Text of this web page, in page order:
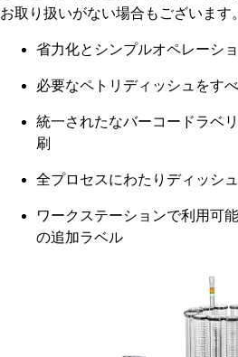
お取り扱いがない場合もございます。
省力化とシンプルオペレーシ
必要なペトリディッシュをす
統一されたなバーコードラベ
刷
全プロセスにわたりディッシ
ワークステーションで利用可
の追加ラベル